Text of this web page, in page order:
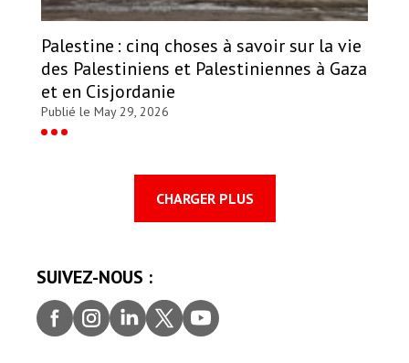
Palestine : cinq choses à savoir sur la vie
des Palestiniens et Palestiniennes à Gaza
et en Cisjordanie
Publié le May 29, 2026
CHARGER PLUS
SUIVEZ-NOUS :
Faceb
ook
Insta
gram
Linke
dIn
Twitt
er
youtu
be